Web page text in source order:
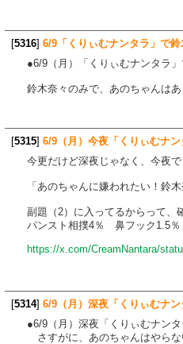
[5316] 6/9「くりぃむナンタラ」で
●6/9（月）「くりぃむナンタラ
鈴木奈々のみで、あのちゃんはあ
[5315] 6/9（月）今夜「くりぃむナ
今更だけど深夜じゃなく、今夜で
「あのちゃんに嫌われたい！鈴
副題（2）に入ってるからって、
パンスト相撲4％ 鼻フック1.5％
https://x.com/CreamNantara/
[5314] 6/9（月）深夜「くりぃむナ
●6/9（月）深夜「くりぃむナン
さすがに、あのちゃんはやらな